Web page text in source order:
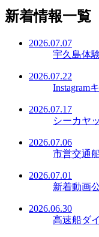
新着情報一覧
2026.07.07
宇久島体
2026.07.22
Instagram
2026.07.17
シーカヤ
2026.07.06
市営交通
2026.07.01
新着動画
2026.06.30
高速船ダ